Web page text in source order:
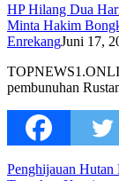
HP Hilang Dua
Minta Hakim
EnrekangJuni 17,
pembunuhan
Penghijauan